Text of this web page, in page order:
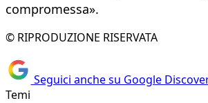
compromessa».
© RIPRODUZIONE RISERVATA
Seguici anche su Google
Temi